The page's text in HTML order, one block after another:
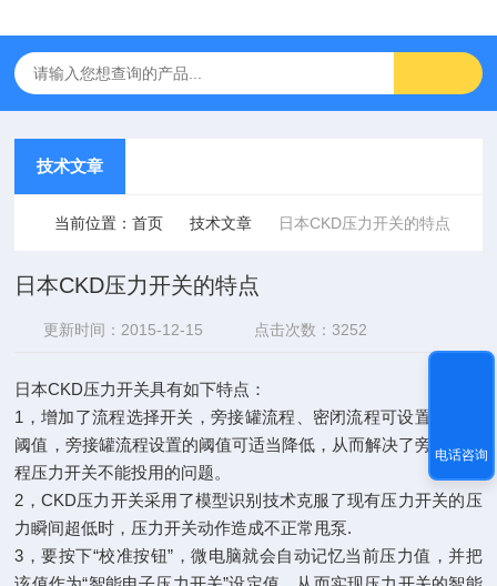
技术文章
当前位置：首页 技术文章 日本CKD压力开关的特点
日本CKD压力开关的特点
更新时间：2015-12-15 点击次数：3252
日本CKD压力开关具有如下特点：
1，增加了流程选择开关，旁接罐流程、密闭流程可设置不同的
阈值，旁接罐流程设置的阈值可适当降低，从而解决了旁接罐流
程压力开关不能投用的问题。
2，CKD压力开关采用了模型识别技术克服了现有压力开关的压
力瞬间超低时，压力开关动作造成不正常甩泵.
3，要按下“校准按钮”，微电脑就会自动记忆当前压力值，并把
电话咨询